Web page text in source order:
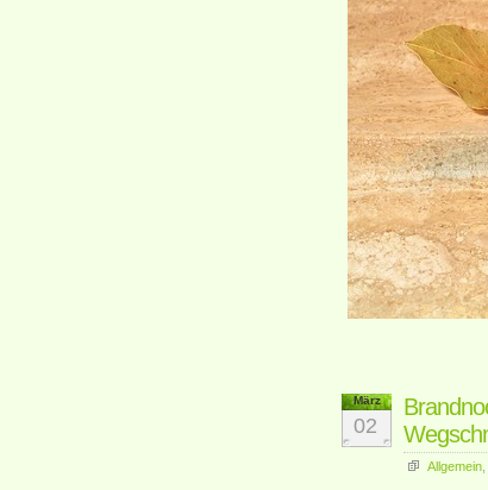
März
02
Allgemein